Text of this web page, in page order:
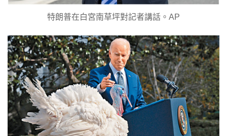
特朗普在白宮南草坪對記者講話。AP